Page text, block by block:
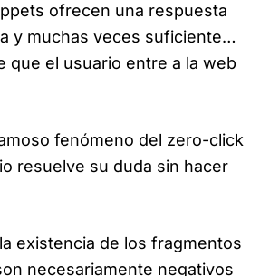
ofrecen una respuesta
y muchas veces suficiente…
que el usuario entre a la web
fenómeno del zero-click
resuelve su duda sin hacer
existencia de los fragmentos
necesariamente negativos